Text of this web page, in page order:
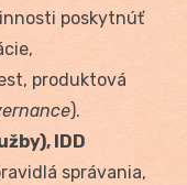
poskytnúť
produktová
).
IDD
správania,